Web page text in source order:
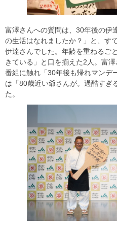
富澤さんへの質問は、30年後の伊
の生活はなれましたか？」と、す
伊達さんでした。年齢を重ねるご
きている」と口を揃えた2人。富
番組に触れ「30年後も帰れマンデ
は「80歳近い爺さんが。過酷すぎ
た。